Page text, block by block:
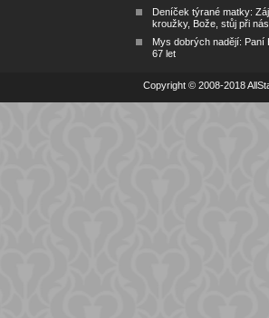
Deníček týrané matky:
kroužky, Bože, stůj při nás
Mys dobrých nadějí: Paní
67 let
Copyright © 2008-2018